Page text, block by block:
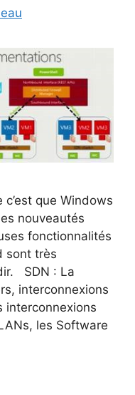
c’est que Windows
nouveautés
fonctionnalités
sont très
SDN : La
interconnexions
interconnexions
les Software